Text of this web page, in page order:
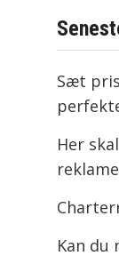
Sæt
Her
Kan du